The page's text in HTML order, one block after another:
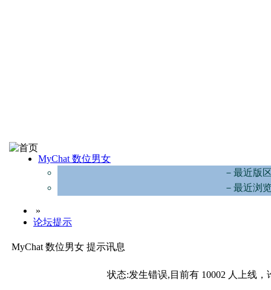
MyChat 数位男女
－最近版
－最近浏
»
论坛提示
MyChat 数位男女 提示讯息
状态:发生错误,目前有 10002 人上线